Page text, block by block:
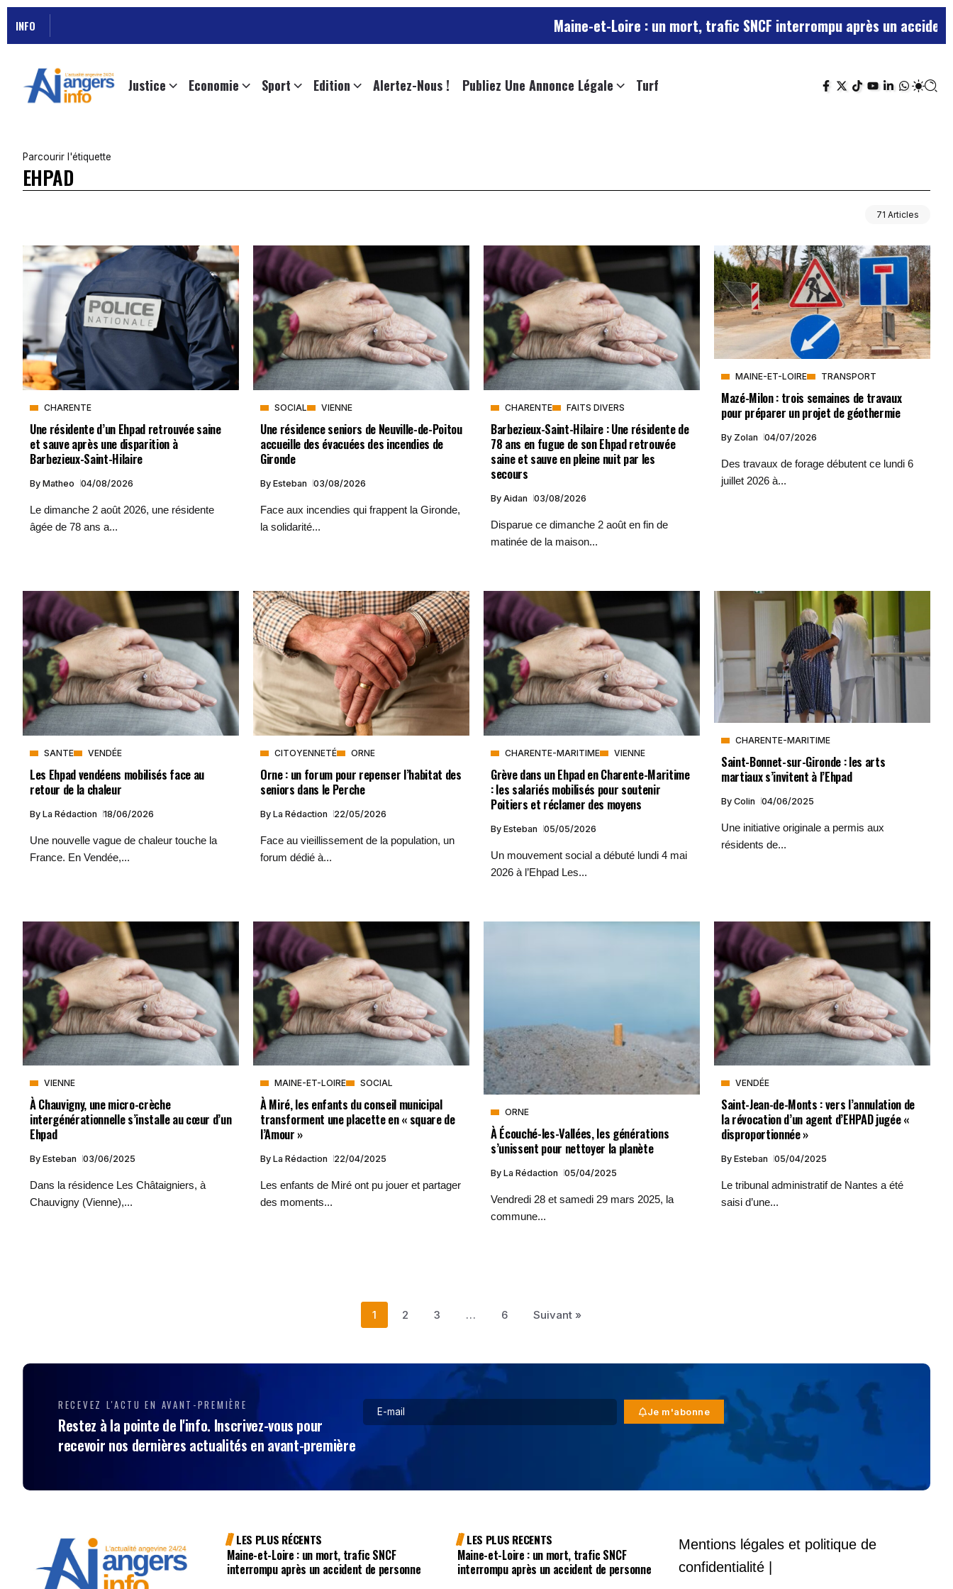
INFO Maine-et-Loire : un mort, trafic SNCF interrompu après un accident de
Justice Economie Sport Edition Alertez-Nous ! Publiez Une Annonce Légale Turf
Parcourir l'étiquette
EHPAD
71 Articles
CHARENTE
Une résidente d’un Ehpad retrouvée saine
et sauve après une disparition à
Barbezieux-Saint-Hilaire
By Matheo 04/08/2026
Le dimanche 2 août 2026, une résidente
âgée de 78 ans a...
SOCIAL VIENNE
Une résidence seniors de Neuville-de-Poitou
accueille des évacuées des incendies de
Gironde
By Esteban 03/08/2026
Face aux incendies qui frappent la Gironde,
la solidarité...
CHARENTE FAITS DIVERS
Barbezieux-Saint-Hilaire : Une résidente de
78 ans en fugue de son Ehpad retrouvée
saine et sauve en pleine nuit par les
secours
By Aidan 03/08/2026
Disparue ce dimanche 2 août en fin de
matinée de la maison...
MAINE-ET-LOIRE TRANSPORT
Mazé-Milon : trois semaines de travaux
pour préparer un projet de géothermie
By Zolan 04/07/2026
Des travaux de forage débutent ce lundi 6
juillet 2026 à...
SANTE VENDÉE
Les Ehpad vendéens mobilisés face au
retour de la chaleur
By La Rédaction 18/06/2026
Une nouvelle vague de chaleur touche la
France. En Vendée,...
CITOYENNETÉ ORNE
Orne : un forum pour repenser l’habitat des
seniors dans le Perche
By La Rédaction 22/05/2026
Face au vieillissement de la population, un
forum dédié à...
CHARENTE-MARITIME VIENNE
Grève dans un Ehpad en Charente-Maritime
: les salariés mobilisés pour soutenir
Poitiers et réclamer des moyens
By Esteban 05/05/2026
Un mouvement social a débuté lundi 4 mai
2026 à l’Ehpad Les...
CHARENTE-MARITIME
Saint-Bonnet-sur-Gironde : les arts
martiaux s’invitent à l’Ehpad
By Colin 04/06/2025
Une initiative originale a permis aux
résidents de...
VIENNE
À Chauvigny, une micro-crèche
intergénérationnelle s’installe au cœur d’un
Ehpad
By Esteban 03/06/2025
Dans la résidence Les Châtaigniers, à
Chauvigny (Vienne),...
MAINE-ET-LOIRE SOCIAL
À Miré, les enfants du conseil municipal
transforment une placette en « square de
l’Amour »
By La Rédaction 22/04/2025
Les enfants de Miré ont pu jouer et partager
des moments...
ORNE
À Écouché-les-Vallées, les générations
s’unissent pour nettoyer la planète
By La Rédaction 05/04/2025
Vendredi 28 et samedi 29 mars 2025, la
commune...
VENDÉE
Saint-Jean-de-Monts : vers l’annulation de
la révocation d’un agent d’EHPAD jugée «
disproportionnée »
By Esteban 05/04/2025
Le tribunal administratif de Nantes a été
saisi d’une...
1 2 3 … 6 Suivant »
RECEVEZ L'ACTU EN AVANT-PREMIÈRE
Restez à la pointe de l'info. Inscrivez-vous pour
recevoir nos dernières actualités en avant-première
Je m'abonne
LES PLUS RÉCENTS
Maine-et-Loire : un mort, trafic SNCF
interrompu après un accident de personne
LES PLUS RECENTS
Maine-et-Loire : un mort, trafic SNCF
interrompu après un accident de personne
Mentions légales et politique de
confidentialité |